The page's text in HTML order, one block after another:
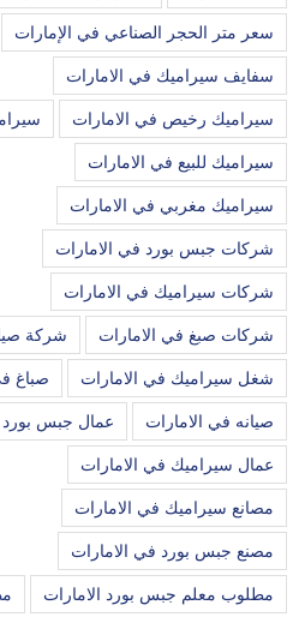
سعر متر الحجر الصناعي في الإمارات
سفايف سيراميك في الامارات
سيراميك رخيص في الامارات
سيراميك للبيع في الامارات
سيراميك مغربي في الامارات
شركات جبس بورد في الامارات
شركات سيراميك في الامارات
شركات صبغ في الامارات شركة
شغل سيراميك في الامارات صباغ
صيانه في الامارات عمال جبس بورد
عمال سيراميك في الامارات
مصانع سيراميك في الامارات
مصنع جبس بورد في الامارات
مطلوب معلم جبس بورد الامارات